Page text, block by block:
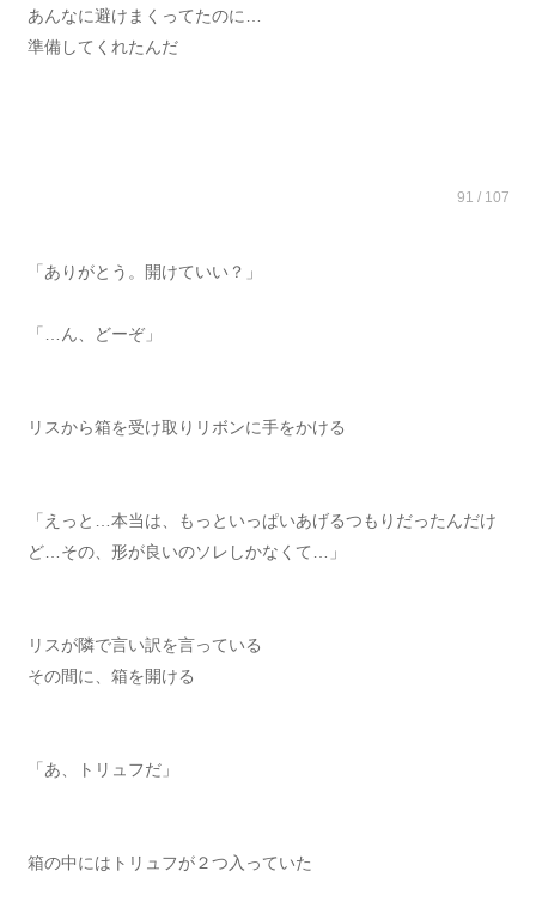
あんなに避けまくってたのに…
準備してくれたんだ
91 / 107
「ありがとう。開けていい？」
「…ん、どーぞ」
リスから箱を受け取りリボンに手をかける
「えっと…本当は、もっといっぱいあげるつもりだったんだけ
ど…その、形が良いのソレしかなくて…」
リスが隣で言い訳を言っている
その間に、箱を開ける
「あ、トリュフだ」
箱の中にはトリュフが２つ入っていた